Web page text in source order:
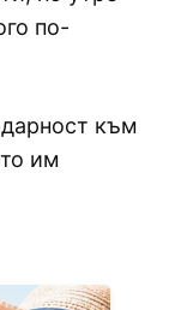
по-
към
им